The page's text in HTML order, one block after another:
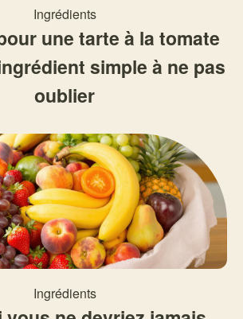
Ingrédients
une tarte à la tomate
simple à ne pas
oublier
Ingrédients